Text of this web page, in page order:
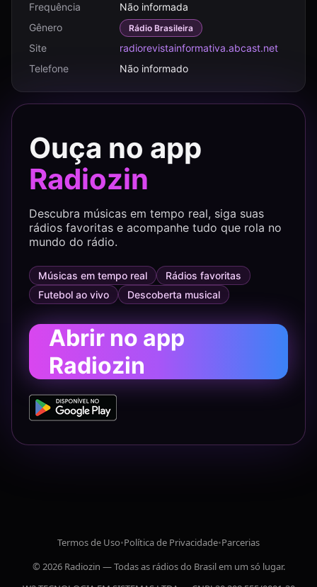
Frequência
Não informada
Gênero
Rádio Brasileira
Site
radiorevistainformativa.abcast.net
Telefone
Não informado
Ouça no app
Radiozin
Descubra músicas em tempo real, siga suas
rádios favoritas e acompanhe tudo que rola no
mundo do rádio.
Músicas em tempo real
Rádios favoritas
Futebol ao vivo
Descoberta musical
Abrir no app
Radiozin
Termos de Uso•Política de Privacidade•Parcerias
© 2026 Radiozin — Todas as rádios do Brasil em um só lugar.